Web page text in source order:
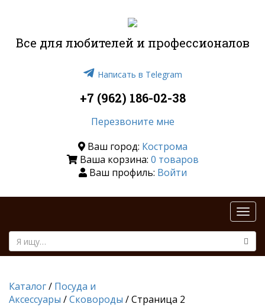
Все для любителей и профессионалов
Написать в Telegram
+7 (962) 186-02-38
Перезвоните мне
Ваш город: Кострома
Ваша корзина: 0 товаров
Ваш профиль: Войти
Каталог/ Посуда и
Аксессуары /Сковороды / Страница 2